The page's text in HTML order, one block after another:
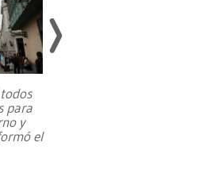
para
y
el